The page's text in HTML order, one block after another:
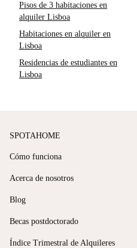
Pisos de 3 habitaciones en
alquiler Lisboa
Habitaciones en alquiler en
Lisboa
Residencias de estudiantes en
Lisboa
SPOTAHOME
Cómo funciona
Acerca de nosotros
Blog
Becas postdoctorado
Índice Trimestral de Alquileres